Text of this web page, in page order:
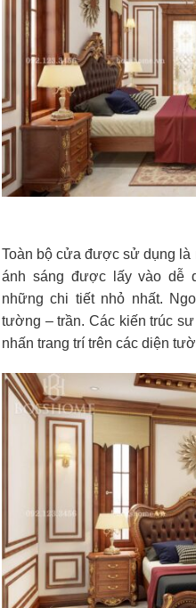
Toàn bộ cửa được sử dụng
ánh sáng được lấy vào dễ
những chi tiết nhỏ nhất.
tường – trần. Các kiến trúc
nhấn trang trí trên các diện